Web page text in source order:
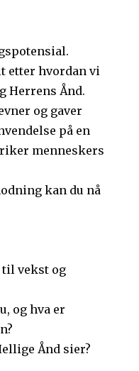
etter hvordan vi
Herrens Ånd.
og gaver
på en
menneskers
kan du nå
vekst og
og hva er
Ånd sier?